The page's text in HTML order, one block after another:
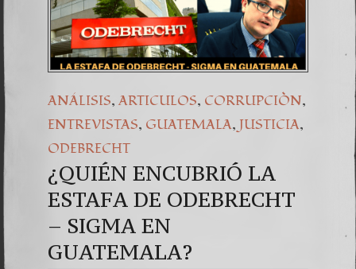
ANÁLISIS, ARTICULOS, CORRUPCIÒN,
ENTREVISTAS, GUATEMALA, JUSTICIA,
ODEBRECHT
¿QUIÉN ENCUBRIÓ LA
ESTAFA DE ODEBRECHT
– SIGMA EN
GUATEMALA?